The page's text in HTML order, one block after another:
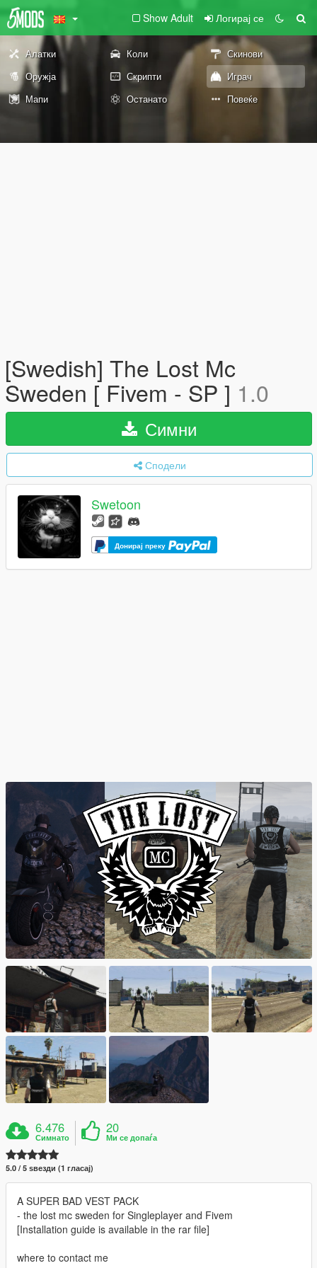
Show Adult Логирај се
Алатки Коли
Скинови
Оружја
Скрипти
Играч
Мапи
Останато Повеќе
[Swedish] The Lost Mc
Sweden [ Fivem - SP ] 1.0
Симни
Сподели
Swetoon
Донирај преку
6.476
Симнато
20
Ми се допаѓа
5.0 / 5 ѕвезди (1 гласај)
A SUPER BAD VEST PACK
- the lost mc sweden for Singleplayer and Fivem
[Installation guide is available in the rar file]
where to contact me